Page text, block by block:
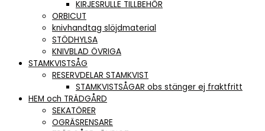
KIRJESRULLE TILLBEHÖR
ORBICUT
knivhandtag slöjdmaterial
STÖDHYLSA
KNIVBLAD ÖVRIGA
STAMKVISTSÅG
RESERVDELAR STAMKVIST
STAMKVISTSÅGAR obs stänger ej fraktfritt
HEM och TRÄDGÅRD
SEKATÖRER
OGRÄSRENSARE